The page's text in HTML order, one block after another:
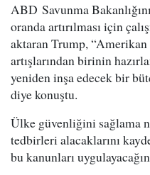
ABD Savunma
oranda artırılması için
aktaran Trump,
artışlarından birinin
yeniden inşa edecek bir
diye konuştu.
Ülke güvenliğini sağlama
tedbirleri alacaklarını
bu kanunları